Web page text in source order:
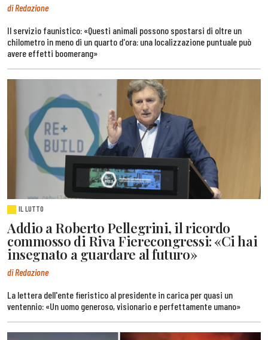
di Redazione
Il servizio faunistico: «Questi animali possono spostarsi di oltre un
chilometro in meno di un quarto d'ora: una localizzazione puntuale può
avere effetti boomerang»
IL LUTTO
Addio a Roberto Pellegrini, il ricordo
commosso di Riva Fierecongressi: «Ci hai
insegnato a guardare al futuro»
di Redazione
La lettera dell'ente fieristico al presidente in carica per quasi un
ventennio: «Un uomo generoso, visionario e perfettamente umano»